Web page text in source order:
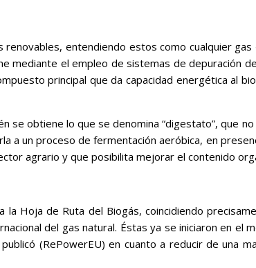
entendiendo estos como cualquier
mediante el empleo de sistemas de depuración
principal que da capacidad energética al
se obtiene lo que se denomina “digestato”, que
a un proceso de fermentación aeróbica, en
agrario y que posibilita mejorar el contenido
Hoja de Ruta del Biogás, coincidiendo
del gas natural. Éstas ya se iniciaron en
(RePowerEU) en cuanto a reducir de una